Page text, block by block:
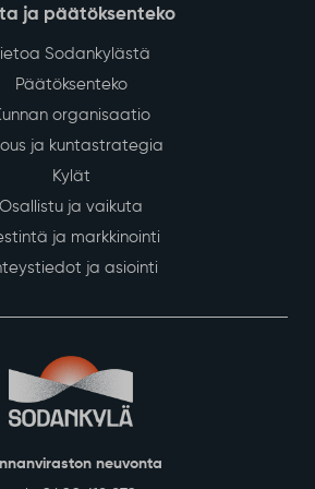
ja päätöksenteko
Sodankylästä
Päätöksenteko
organisaatio
ja kuntastrategia
Kylät
Osallistu ja vaikuta
ja markkinointi
ja asiointi
neuvonta